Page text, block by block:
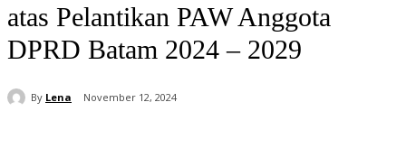
atas Pelantikan PAW Anggota
DPRD Batam 2024 – 2029
By Lena November 12, 2024